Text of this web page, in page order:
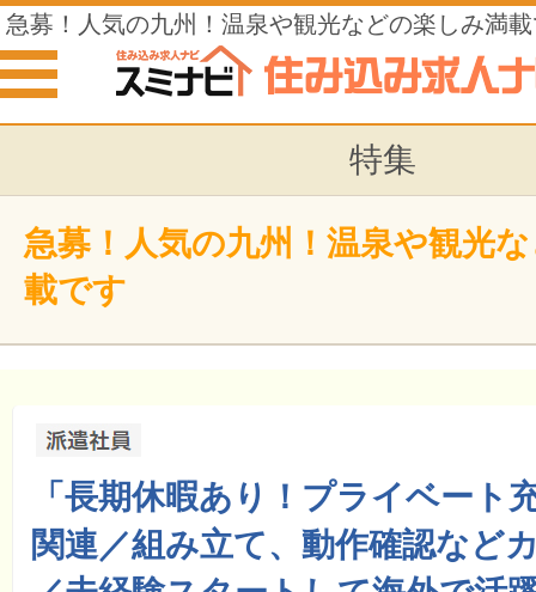
急募！人気の九州！温泉や観光などの楽しみ満
特集
急募！人気の九州！温泉や観光
載です
「長期休暇あり！プライベート
関連／組み立て、動作確認など